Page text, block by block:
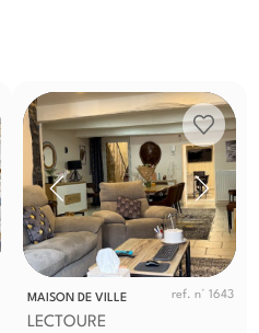
MAISON DE VILLE ref. n° 1643
LECTOURE